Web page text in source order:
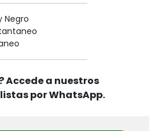
Negro
Accede a nuestros
por WhatsApp.